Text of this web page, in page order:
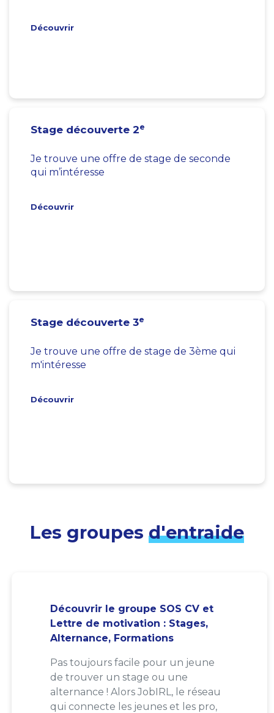
Découvrir
Stage découverte 2e
Je trouve une offre de stage de seconde
qui m’intéresse
Découvrir
Stage découverte 3e
Je trouve une offre de stage de 3ème qui
m'intéresse
Découvrir
Les groupes d'entraide
Découvrir le groupe SOS CV et
Lettre de motivation : Stages,
Alternance, Formations
Pas toujours facile pour un jeune
de trouver un stage ou une
alternance ! Alors JobIRL, le réseau
qui connecte les jeunes et les pro,